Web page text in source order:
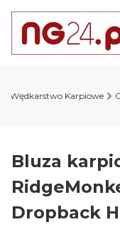
Wędkarstwo Karpiowe
Bluza
Dropback